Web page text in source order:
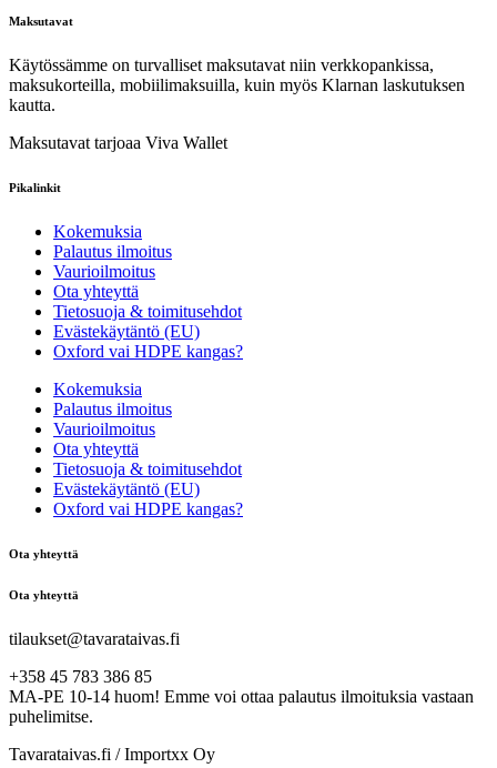
Maksutavat
Käytössämme on turvalliset maksutavat niin verkkopankissa,
maksukorteilla, mobiilimaksuilla, kuin myös Klarnan laskutuksen
kautta.
Maksutavat tarjoaa Viva Wallet
Pikalinkit
Kokemuksia
Palautus ilmoitus
Vaurioilmoitus
Ota yhteyttä
Tietosuoja & toimitusehdot
Evästekäytäntö (EU)
Oxford vai HDPE kangas?
Kokemuksia
Palautus ilmoitus
Vaurioilmoitus
Ota yhteyttä
Tietosuoja & toimitusehdot
Evästekäytäntö (EU)
Oxford vai HDPE kangas?
Ota yhteyttä
Ota yhteyttä
tilaukset@tavarataivas.fi
+358 45 783 386 85
MA-PE 10-14 huom! Emme voi ottaa palautus ilmoituksia vastaan
puhelimitse.
Tavarataivas.fi / Importxx Oy